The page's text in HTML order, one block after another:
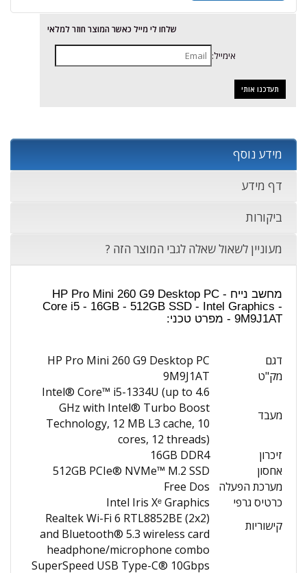
שלחו לי מייל כאשר המוצר חוזר למלאי
אימייל:
מידע נוסף
דף מידע
ביקורות
מעוניין לשאול שאלה לגבי המוצר הזה ?
מחשב נייח HP Pro Mini 260 G9 Desktop PC -
Core i5 - 16GB - 512GB SSD - Intel Graphics -
9M9J1AT - מפרט טכני:
דגם
HP Pro Mini 260 G9 Desktop PC
מק"ט
9M9J1AT
מעבד
Intel® Core™ i5-1334U (up to 4.6
GHz with Intel® Turbo Boost
Technology, 12 MB L3 cache, 10
cores, 12 threads)
זיכרון
16GB DDR4
אחסון
512GB PCIe® NVMe™ M.2 SSD
מערכת הפעלה
Free Dos
כרטיס גרפי
Intel Iris Xᵉ Graphics
קישוריות
Realtek Wi-Fi 6 RTL8852BE (2x2)
and Bluetooth® 5.3 wireless card
headphone/microphone combo
SuperSpeed USB Type-C® 10Gbps